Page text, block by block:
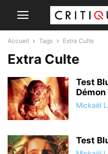
Accueil Tags Extra Culte
Extra Culte
Test
Démon
Mickaël
Test